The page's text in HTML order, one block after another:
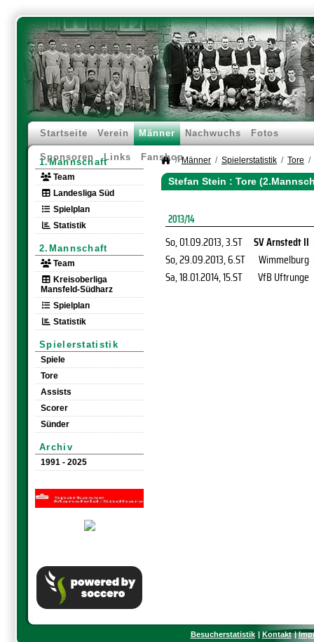
Startseite Verein Männer Nachwuchs Fotos
Sponsoren Links Fanshop
1.Mannschaft
Team
Landesliga Süd
Spielplan
Statistik
2.Mannschaft
Team
Kreisoberliga
Mansfeld-Südharz
Spielplan
Statistik
Spielerstatistik
Spiele
Tore
Assists
Scorer
Sünder
Archiv
1991 - 2025
Männer Spielerstatistik Tore
Stefan Stein : Tore
2013/14
So, 01.09.2013, 3.ST SV Arnstedt II
So, 29.09.2013, 6.ST Wimmelburg
Sa, 18.01.2014, 15.ST VfB Uftrunge
Besucherstatistik Kontakt